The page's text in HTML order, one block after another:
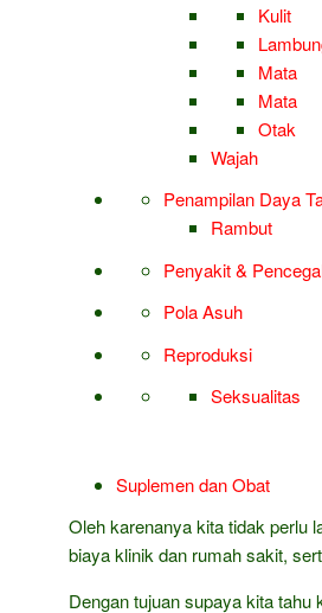
Kulit
Mata
Mata
Otak
Wajah
Penampilan Daya
Rambut
Penyakit &
Pola Asuh
Reproduksi
Seksualitas
Suplemen dan Obat
Oleh karenanya kita tidak perlu
biaya klinik dan rumah sakit,
Dengan tujuan supaya kita